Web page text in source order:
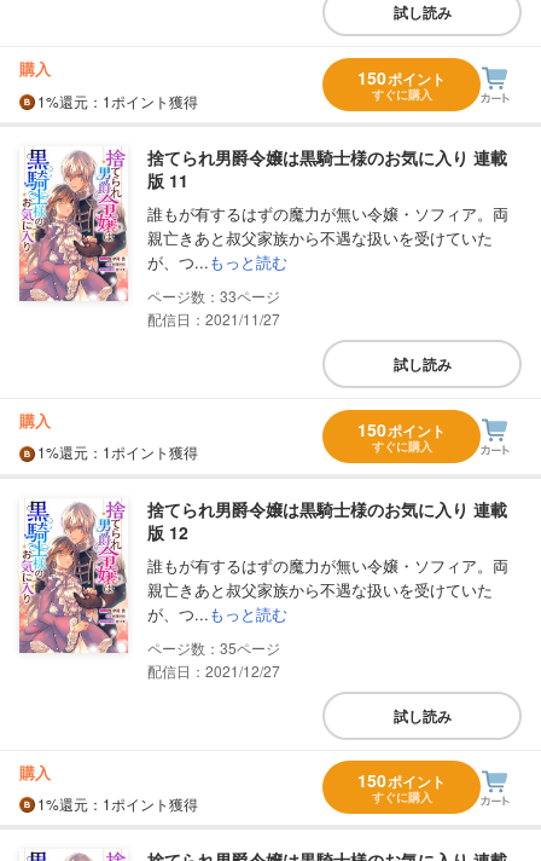
試し読み
購入
1%還元 ：1ポイント獲得
150ポイント
すぐに購入
捨てられ男爵令嬢は黒騎士様のお気に入り 連載
版 11
誰もが有するはずの魔力が無い令嬢・ソフィア。両
親亡きあと叔父家族から不遇な扱いを受けていた
が、つ...もっと読む
33
配信日：2021/11/27
試し読み
購入
1%還元 ：1ポイント獲得
150ポイント
すぐに購入
捨てられ男爵令嬢は黒騎士様のお気に入り 連載
版 12
誰もが有するはずの魔力が無い令嬢・ソフィア。両
親亡きあと叔父家族から不遇な扱いを受けていた
が、つ...もっと読む
35
配信日：2021/12/27
試し読み
購入
1%還元 ：1ポイント獲得
150ポイント
すぐに購入